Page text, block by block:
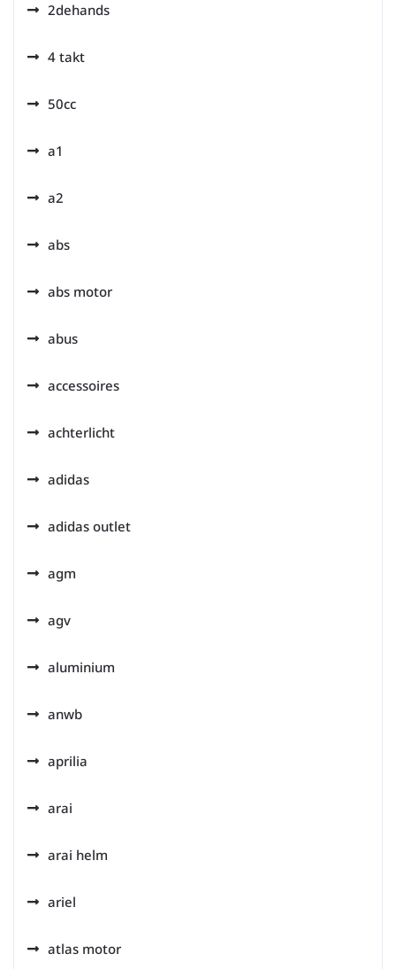
2dehands
4 takt
50cc
a1
a2
abs
abs motor
abus
accessoires
achterlicht
adidas
adidas outlet
agm
agv
aluminium
anwb
aprilia
arai
arai helm
ariel
atlas motor